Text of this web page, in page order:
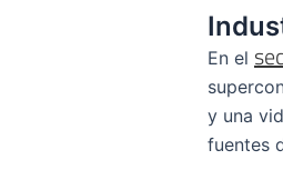
En el
y una
fuentes